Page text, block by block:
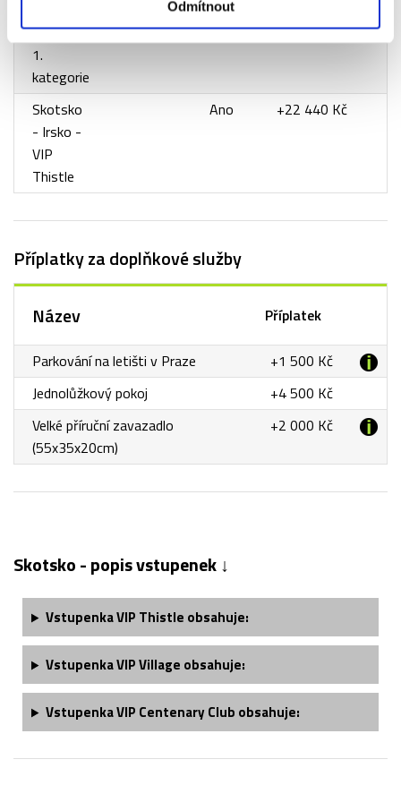
Odmítnout
- Irsko -
1.
kategorie
Ano
Skotsko
- Irsko -
VIP
Thistle
Ano +22 440 Kč
Příplatky za doplňkové služby
Název Příplatek
Parkování na letišti v Praze
+1 500 Kč
Jednolůžkový pokoj
+4 500 Kč
Velké příruční zavazadlo
(55x35x20cm)
+2 000 Kč
Skotsko - popis vstupenek ↓
Vstupenka VIP Thistle obsahuje:
Vstupenka VIP Village obsahuje:
VstupenkaVIP Centenary Club obsahuje: